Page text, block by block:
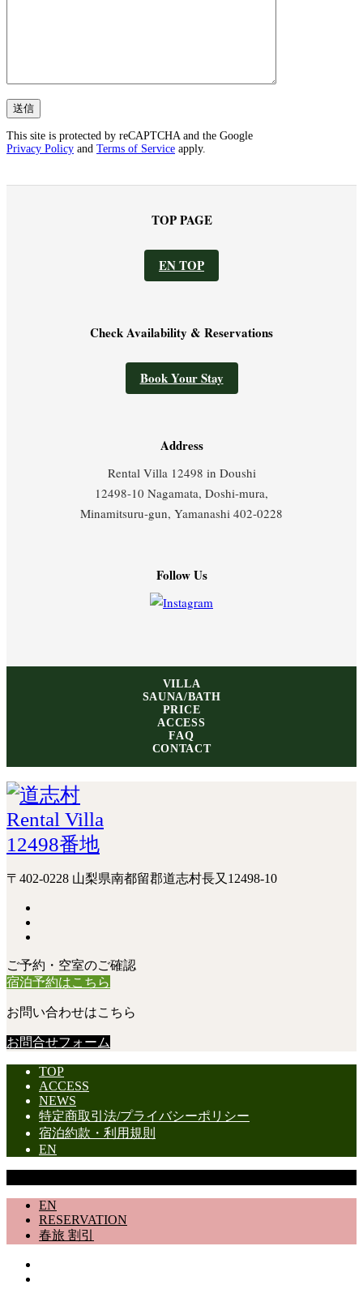
This site is protected by reCAPTCHA and the Google
Privacy Policy and Terms of Service apply.
TOP PAGE
EN TOP
Check Availability & Reservations
Book Your Stay
Address
Rental Villa 12498 in Doushi
12498-10 Nagamata, Doshi-mura,
Minamitsuru-gun, Yamanashi 402-0228
Follow Us
VILLA
SAUNA/BATH
PRICE
ACCESS
FAQ
CONTACT
〒402-0228 山梨県南都留郡道志村長又12498-10
ご予約・空室のご確認
宿泊予約はこちら
お問い合わせはこちら
お問合せフォーム
TOP
ACCESS
NEWS
特定商取引法/プライバシーポリシー
宿泊約款・利用規則
EN
EN
RESERVATION
春旅 割引